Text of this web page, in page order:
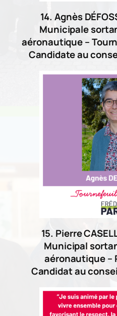
14. Agnès
Municipale
aéronautique –
Candidate au
15. Pierre
Municipal
aéronautique –
Candidat au